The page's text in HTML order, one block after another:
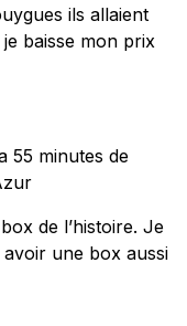
ils allaient
baisse mon prix
55 minutes de
de l’histoire. Je
une box aussi